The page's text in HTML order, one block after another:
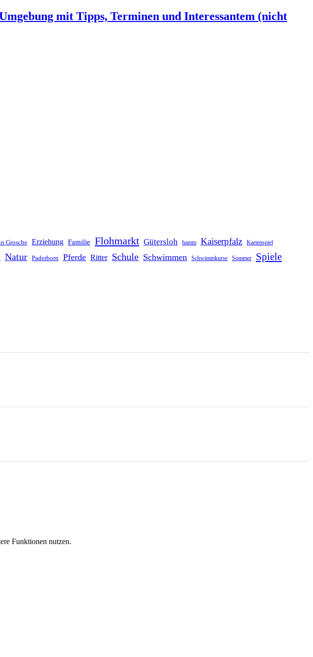
mit Tipps, Terminen und Interessantem (nicht
Grosche Erziehung Familie Flohmarkt Gütersloh hamm Kaiserpfalz Kartenspiel
Natur Paderborn Pferde Ritter Schule Schwimmen Schwimmkurse Sommer Spiele
Funktionen nutzen.